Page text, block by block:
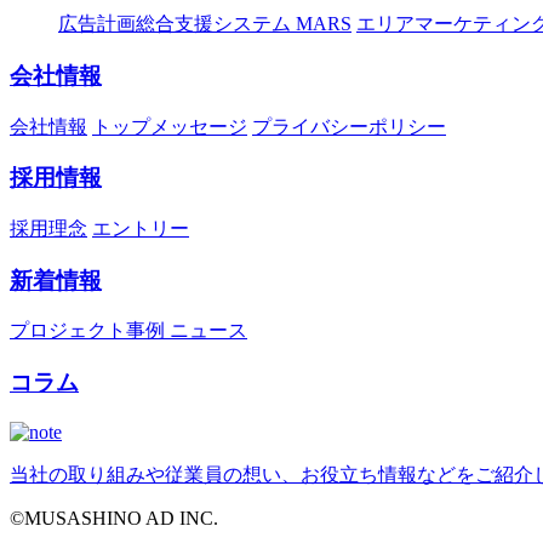
広告計画総合支援システム MARS エリアマーケティン
会社情報
会社情報 トップメッセージ プライバシーポリシー
採用情報
採用理念 エントリー
新着情報
プロジェクト事例 ニュース
コラム
当社の取り組みや従業員の想い、お役立ち情報などをご紹介
©MUSASHINO AD INC.